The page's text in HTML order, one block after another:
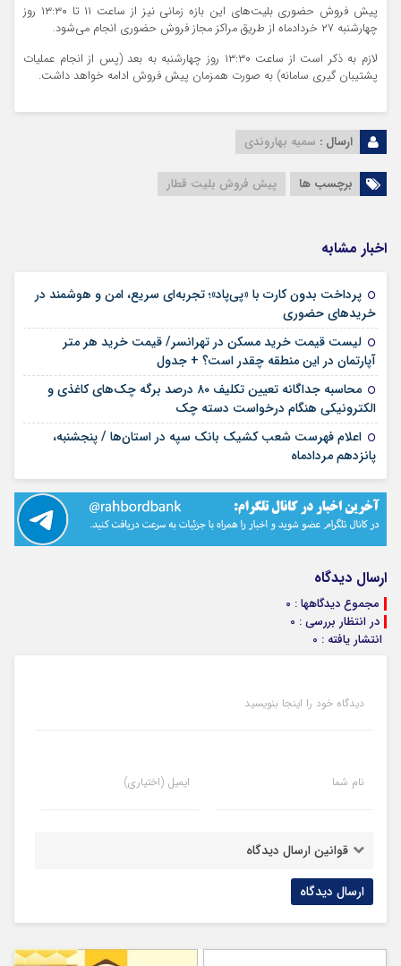
پیش فروش حضوری بلیت‌های این بازه زمانی نیز از ساعت ۱۱ تا ۱۳:۳۰ روز
چهارشنبه ۲۷ خردادماه از طریق مراکز مجاز فروش حضوری انجام می‌شود.
لازم به ذکر است از ساعت ۱۳:۳۰ روز چهارشنبه به بعد (پس از انجام عملیات
پشتیبان گیری سامانه) به صورت همزمان پیش فروش ادامه خواهد داشت.
ارسال : سمیه بهاروندی
برچسب ها پیش فروش بلیت قطار
اخبار مشابه
پرداخت بدون کارت با «پی‌پاد»؛ تجربه‌ای سریع، امن و هوشمند در
خریدهای حضوری
لیست قیمت خرید مسکن در تهرانسر/ قیمت خرید هر متر
آپارتمان در این منطقه چقدر است؟ + جدول
محاسبه جداگانه تعیین تکلیف ۸۰ درصد برگه چک‌های کاغذی و
الکترونیکی هنگام درخواست دسته چک
اعلام فهرست شعب کشیک بانک سپه در استان‌ها / پنجشنبه،
پانزدهم مردادماه
ارسال دیدگاه
مجموع دیدگاهها : 0
در انتظار بررسی : 0
انتشار یافته : 0
دیدگاه خود را اینجا بنویسید
نام شما ایمیل (اختیاری)
قوانین ارسال دیدگاه